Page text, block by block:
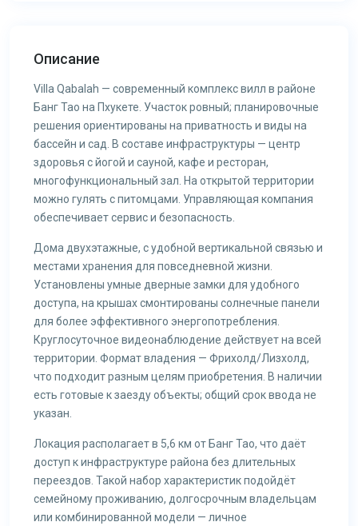
Описание
Villa Qabalah — современный комплекс вилл в районе
Банг Тао на Пхукете. Участок ровный; планировочные
решения ориентированы на приватность и виды на
бассейн и сад. В составе инфраструктуры — центр
здоровья с йогой и сауной, кафе и ресторан,
многофункциональный зал. На открытой территории
можно гулять с питомцами. Управляющая компания
обеспечивает сервис и безопасность.
Дома двухэтажные, с удобной вертикальной связью и
местами хранения для повседневной жизни.
Установлены умные дверные замки для удобного
доступа, на крышах смонтированы солнечные панели
для более эффективного энергопотребления.
Круглосуточное видеонаблюдение действует на всей
территории. Формат владения — Фрихолд/Лизхолд,
что подходит разным целям приобретения. В наличии
есть готовые к заезду объекты; общий срок ввода не
указан.
Локация располагает в 5,6 км от Банг Тао, что даёт
доступ к инфраструктуре района без длительных
переездов. Такой набор характеристик подойдёт
семейному проживанию, долгосрочным владельцам
или комбинированной модели — личное